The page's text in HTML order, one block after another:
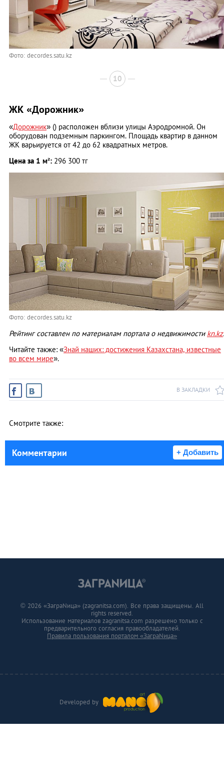
Фото: decordes.satu.kz
10
ЖК «Дорожник»
«Дорожник» () расположен вблизи улицы Аэродромной. Он
оборудован подземным паркингом. Площадь квартир в данном
ЖК варьируется от 42 до 62 квадратных метров.
Цена за 1 м²: 296 300 тг
Фото: decordes.satu.kz
Рейтинг составлен по материалам портала о недвижимости kn.kz.
Читайте также: «Знай наших: достижения Казахстана, известные
во всем мире».
В ЗАКЛАДКИ
Смотрите также:
Комментарии + Добавить
Developed by
© 2026 «ЗаграNица» (zagranitsa.com). Все права защищены. All
rights reserved.
Использование материалов zagranitsa.com разрешено только с
предварительного согласия правообладателей.
Правила пользования порталом «ЗаграNица»